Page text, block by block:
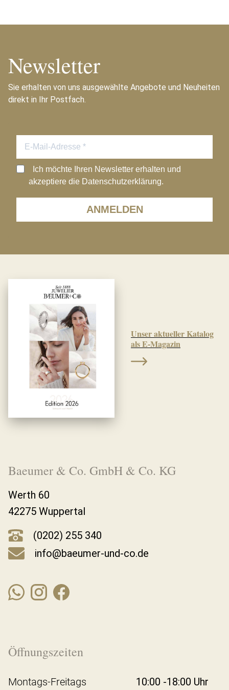
Newsletter
Sie erhalten von uns ausgewählte Angebote und Neuheiten
direkt in Ihr Postfach.
ANMELDEN
Ich möchte Ihren Newsletter erhalten und
akzeptiere die Datenschutzerklärung.
Unser aktueller Katalog
als E-Magazin
Baeumer & Co. GmbH & Co. KG
Werth 60
42275 Wuppertal
(0202) 255 340
info@baeumer-und-co.de
Öffnungszeiten
Montags-Freitags
10:00 -18:00 Uhr